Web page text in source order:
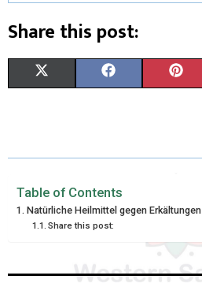
Share this post:
W
T
E
E
O
K
T
R
E
S
Table of Contents
Natürliche Heilmittel gegen Erkältungen
Share this post: